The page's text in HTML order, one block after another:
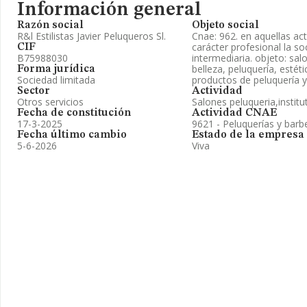
Información general
Razón social
R&l Estilistas Javier Peluqueros Sl.
CIF
B75988030
Forma jurídica
Sociedad limitada
Sector
Otros servicios
Fecha de constitución
17-3-2025
Fecha último cambio
5-6-2026
Objeto social
Cnae: 962. en aquellas
carácter profesional la
intermediaria. objeto:
belleza, peluquería,
productos de peluquería
Actividad
Salones
Actividad CNAE
9621 - Peluquerías y
Estado de la empresa
Viva